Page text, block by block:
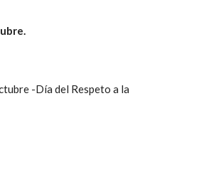
-Día del Respeto a la